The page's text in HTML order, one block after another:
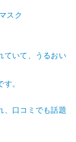
スク
ていて、うるおい
。
、口コミでも話題